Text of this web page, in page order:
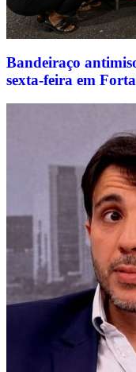
Bandeiraço
sexta-feira em